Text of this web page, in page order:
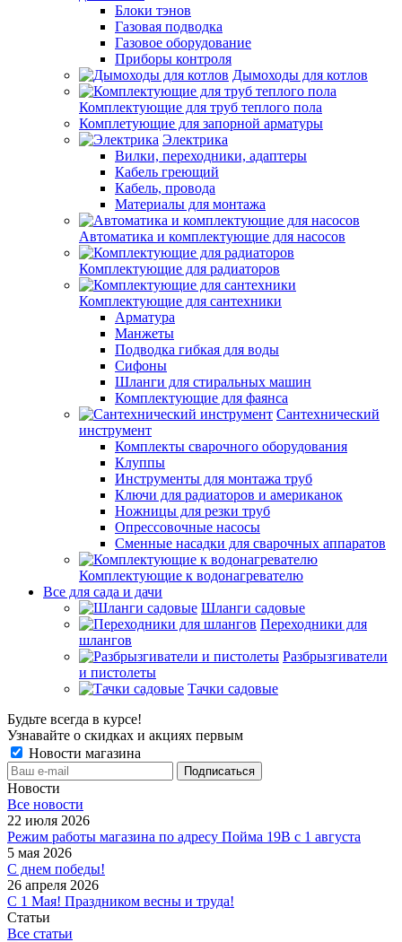
Блоки тэнов
Газовая подводка
Газовое оборудование
Приборы контроля
Дымоходы для котлов
Комплектующие для труб теплого пола
Комплетующие для запорной арматуры
Электрика
Вилки, переходники, адаптеры
Кабель греющий
Кабель, провода
Материалы для монтажа
Автоматика и комплектующие для насосов
Комплектующие для радиаторов
Комплектующие для сантехники
Арматура
Манжеты
Подводка гибкая для воды
Сифоны
Шланги для стиральных машин
Комплектующие для фаянса
Сантехнический
инструмент
Комплекты сварочного оборудования
Клуппы
Инструменты для монтажа труб
Ключи для радиаторов и американок
Ножницы для резки труб
Опрессовочные насосы
Сменные насадки для сварочных аппаратов
Комплектующие к водонагревателю
Все для сада и дачи
Шланги садовые
Переходники для
шлангов
Разбрызгиватели
и пистолеты
Тачки садовые
Будьте всегда в курсе!
Узнавайте о скидках и акциях первым
Новости магазина
Новости
Все новости
22 июля 2026
Режим работы магазина по адресу Пойма 19В с 1 августа
5 мая 2026
С днем победы!
26 апреля 2026
С 1 Мая! Праздником весны и труда!
Статьи
Все статьи